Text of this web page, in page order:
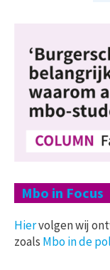
Mbo in Focus
Hiervolgen wij
zoals Mbo in de